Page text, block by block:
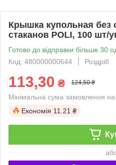
Крышка купольная без
стаканов POLI, 100 шт/
Готово до відправки більше 30
Код: 480000000644
Роздріб
113,30 ₴ 124,50 ₴
Мінімальна сума замовлення
Економія 11.21 ₴